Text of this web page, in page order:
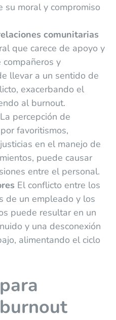
su moral y compromiso
comunitarias
que carece de apoyo y
compañeros y
llevar a un sentido de
exacerbando el
al burnout.
La percepción de
favoritismos,
en el manejo de
puede causar
entre el personal.
El conflicto entre los
de un empleado y los
puede resultar en un
y una desconexión
alimentando el ciclo